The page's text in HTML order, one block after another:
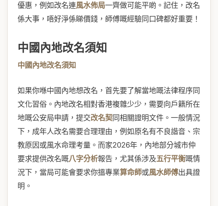
優惠，例如改名連風水佈局一齊做可能平啲。記住，改名
係大事，唔好淨係睇價錢，師傅嘅經驗同口碑都好重要！
中國內地改名須知
中國內地改名須知
如果你喺中國內地想改名，首先要了解當地嘅法律程序同
文化習俗。內地改名相對香港複雜少少，需要向戶籍所在
地嘅公安局申請，提交改名契同相關證明文件。一般情況
下，成年人改名需要合理理由，例如原名有不良諧音、宗
教原因或風水命理考量。而家2026年，內地部分城市仲
要求提供改名嘅八字分析報告，尤其係涉及五行平衡嘅情
況下，當局可能會要求你搵專業算命師或風水師傅出具證
明。